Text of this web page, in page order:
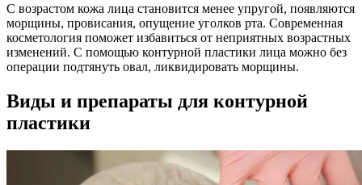
С возрастом кожа лица становится менее упругой, появляются
морщины, провисания, опущение уголков рта. Современная
косметология поможет избавиться от неприятных возрастных
изменений. С помощью контурной пластики лица можно без
операции подтянуть овал, ликвидировать морщины.
Виды и препараты для контурной
пластики